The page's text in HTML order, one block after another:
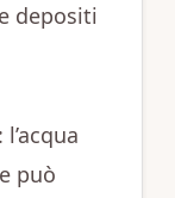
depositi
può